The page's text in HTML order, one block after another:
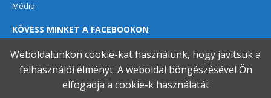
Média
KÖVESS MINKET A FACEBOOKON
Weboldalunkon cookie-kat használunk, hogy javítsuk a
felhasználói élményt. A weboldal böngészésével Ön
elfogadja a cookie-k használatát